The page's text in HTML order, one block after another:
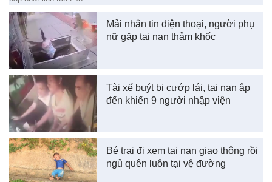
Mải nhắn tin điện thoại, người phụ
nữ gặp tai nạn thảm khốc
Tài xế buýt bị cướp lái, tai nạn ập
đến khiến 9 người nhập viện
Bé trai đi xem tai nạn giao thông rồi
ngủ quên luôn tại vệ đường